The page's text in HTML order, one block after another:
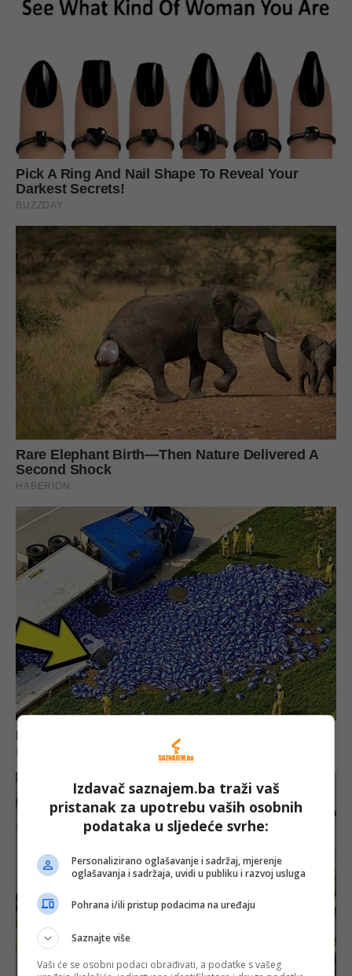
Izdavač saznajem.ba traži vaš
pristanak za upotrebu vaših osobnih
podataka u sljedeće svrhe:
Personalizirano oglašavanje i sadržaj, mjerenje
oglašavanja i sadržaja, uvidi u publiku i razvoj usluga
Pohrana i/ili pristup podacima na uređaju
Saznajte više
Vaši će se osobni podaci obrađivati, a podatke s vašeg